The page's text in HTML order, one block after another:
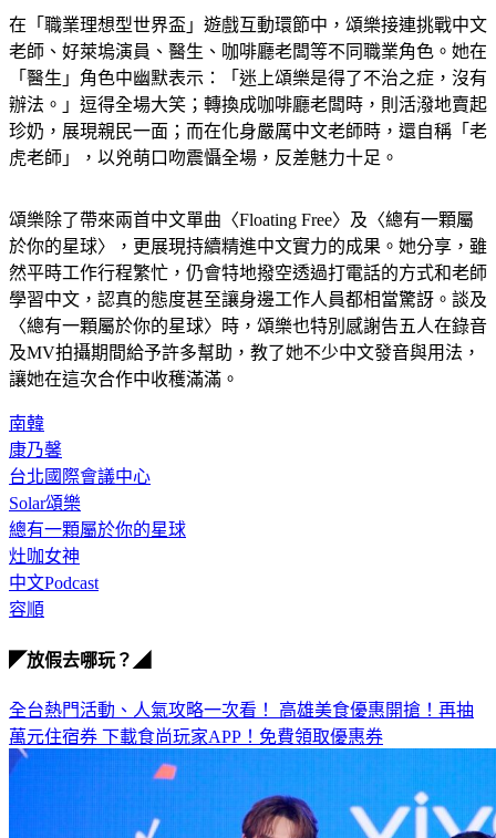
在「職業理想型世界盃」遊戲互動環節中，頌樂接連挑戰中文
老師、好萊塢演員、醫生、咖啡廳老闆等不同職業角色。她在
「醫生」角色中幽默表示：「迷上頌樂是得了不治之症，沒有
辦法。」逗得全場大笑；轉換成咖啡廳老闆時，則活潑地賣起
珍奶，展現親民一面；而在化身嚴厲中文老師時，還自稱「老
頌樂除了帶來兩首中文單曲〈Floating Free〉及〈總有一顆屬
於你的星球〉，更展現持續精進中文實力的成果。她分享，雖
然平時工作行程繁忙，仍會特地撥空透過打電話的方式和老師
學習中文，認真的態度甚至讓身邊工作人員都相當驚訝。談及
〈總有一顆屬於你的星球〉時，頌樂也特別感謝告五人在錄音
及MV拍攝期間給予許多幫助，教了她不少中文發音與用法，
南韓
康乃馨
台北國際會議中心
Solar頌樂
總有一顆屬於你的星球
灶咖女神
中文Podcast
全台熱門活動、人氣攻略一次看！高雄美食優惠開搶！再抽
萬元住宿券
下載食尚玩家APP！免費領取優惠券